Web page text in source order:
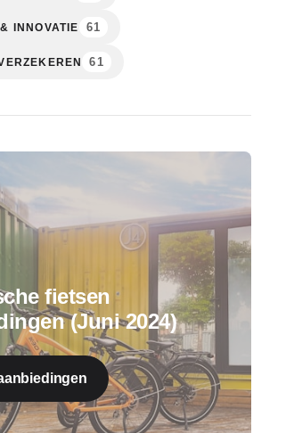
INNOVATIE 61
61
fietsen
(Juni 2024)